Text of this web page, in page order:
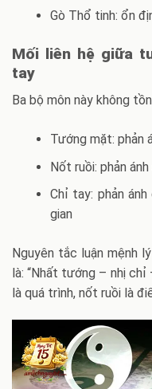
Gò Thổ tinh: ổn
Mối liên hệ giữa
tay
Ba bộ môn này không
Tướng mặt: phản
Nốt ruồi: phản
Chỉ tay: phản
gian
Nguyên tắc luận mệnh
là: “Nhất tướng – nhị
là quá trình, nốt ruồi là